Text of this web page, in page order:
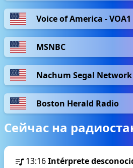
Voice of America -
MSNBC
Nachum Segal Network
Boston Herald Radio
Сейчас на
13:16Intérprete